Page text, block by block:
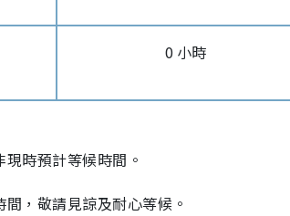
0 小時
時預計等候時間。
，敬請見諒及耐心等候。